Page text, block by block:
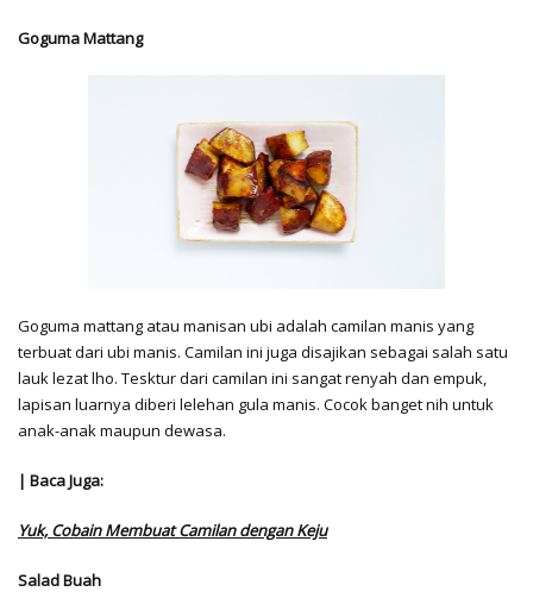
Goguma Mattang
Goguma mattang atau manisan ubi adalah camilan manis yang
terbuat dari ubi manis. Camilan ini juga disajikan sebagai salah satu
lauk lezat lho. Tesktur dari camilan ini sangat renyah dan empuk,
lapisan luarnya diberi lelehan gula manis. Cocok banget nih untuk
anak-anak maupun dewasa.
| Baca Juga:
Yuk, Cobain Membuat Camilan dengan Keju
Salad Buah